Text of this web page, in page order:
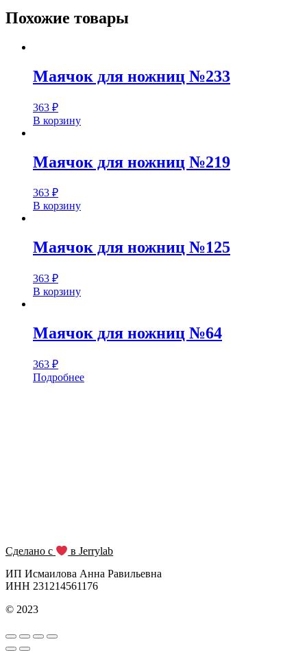
Похожие товары
Маячок для ножниц №233
363 ₽
В корзину
Маячок для ножниц №219
363 ₽
В корзину
Маячок для ножниц №125
363 ₽
В корзину
Маячок для ножниц №64
363 ₽
Подробнее
Сделано с
в Jerrylab
ИП Исмаилова Анна Равильевна
ИНН 231214561176
© 2023